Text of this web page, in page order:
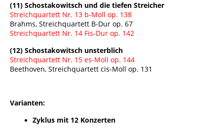
(11) Schostakowitsch und die tiefen Streicher
Streichquartett Nr. 13 b-Moll op. 138
Brahms, Streichquartett B-Dur op. 67
Streichquartett Nr. 14 Fis-Dur op. 142
(12) Schostakowitsch unsterblich
Streichquartett Nr. 15 es-Moll op. 144
Beethoven, Streichquartett cis-Moll op. 131
Varianten:
Zyklus mit 12 Konzerten